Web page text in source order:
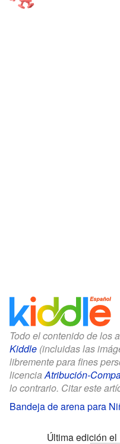
Todo el contenido de los
Kiddle (incluidas las
libremente para fines
licenciaAtribución-
lo contrario. Citar este
Bandeja de arena para
Última edición